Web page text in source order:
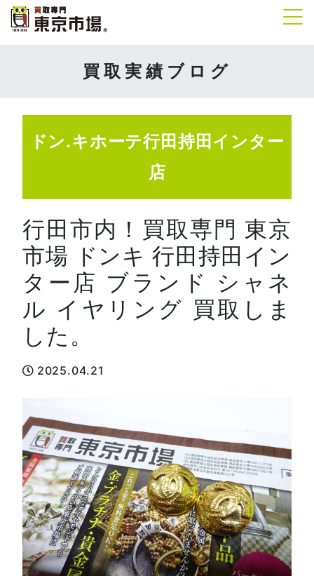
買取実績ブログ
ドン.キホーテ行田持田インター
店
行田市内！買取専門 東京
市場 ドンキ 行田持田イン
ター店 ブランド シャネ
ル イヤリング 買取しま
した。
2025.04.21